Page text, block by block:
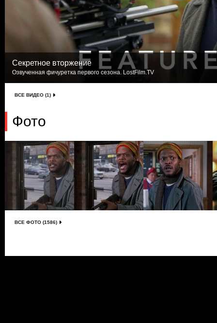
Секретное вторжение
Озвученная фичуретка первого сезона. LostFilm.TV
ВСЕ ВИДЕО (1)
Фото
ВСЕ ФОТО (1586)